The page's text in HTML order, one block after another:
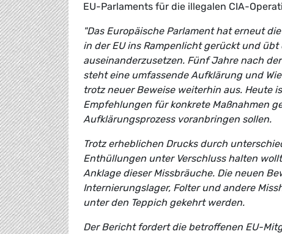
EU-Parlaments für die illegalen CIA-
"Das Europäische Parlament hat erneut
in der EU ins Rampenlicht gerückt und
auseinanderzusetzen. Fünf Jahre nach
steht eine umfassende Aufklärung und
trotz neuer Beweise weiterhin aus. Heute
Empfehlungen für konkrete Maßnahmen
Aufklärungsprozess voranbringen sollen.
Trotz erheblichen Drucks durch
Enthüllungen unter Verschluss halten
Anklage dieser Missbräuche. Die neuen
Internierungslager, Folter und andere
unter den Teppich gekehrt werden.
Der Bericht fordert die betroffenen EU-